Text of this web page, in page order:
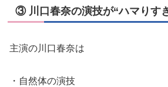
③ 川口春奈の演技が“ハマりす
主演の川口春奈は
・自然体の演技